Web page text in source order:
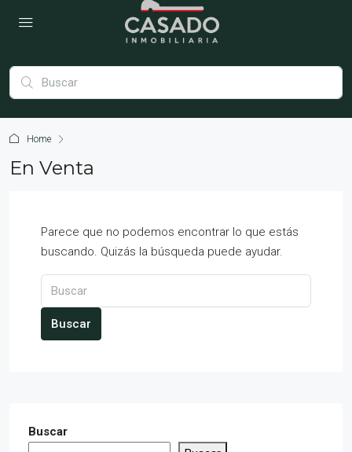
Home
En Venta
Parece que no podemos encontrar lo que estás
buscando. Quizás la búsqueda puede ayudar.
Buscar
Buscar